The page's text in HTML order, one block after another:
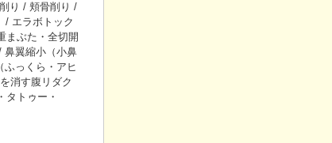
り / 頬骨削り /
/ エラボトック
まぶた・全切開
鼻翼縮小（小鼻
っくら・アヒ
消す腹リダク
トゥー・